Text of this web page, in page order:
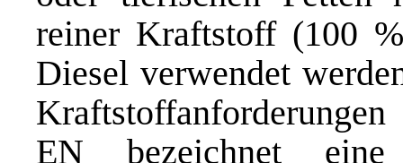
reiner Kraftstoff (100
Diesel verwendet
EN bezeichnet